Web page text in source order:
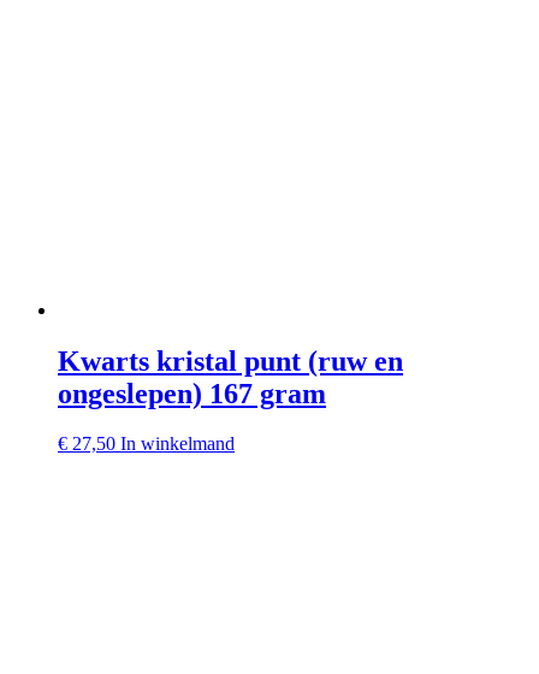
Kwarts kristal punt (ruw en
ongeslepen) 167 gram
€ 27,50 In winkelmand